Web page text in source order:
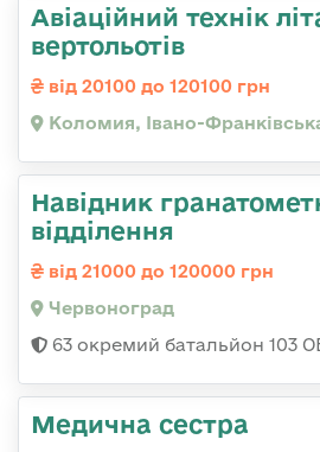
Авіаційний технік
вертольотів
від 20100 до 120100 грн
Коломия, Івано-
Навідник
відділення
від 21000 до 120000 грн
Червоноград
63 окремий батальйон 103
Медична сестра